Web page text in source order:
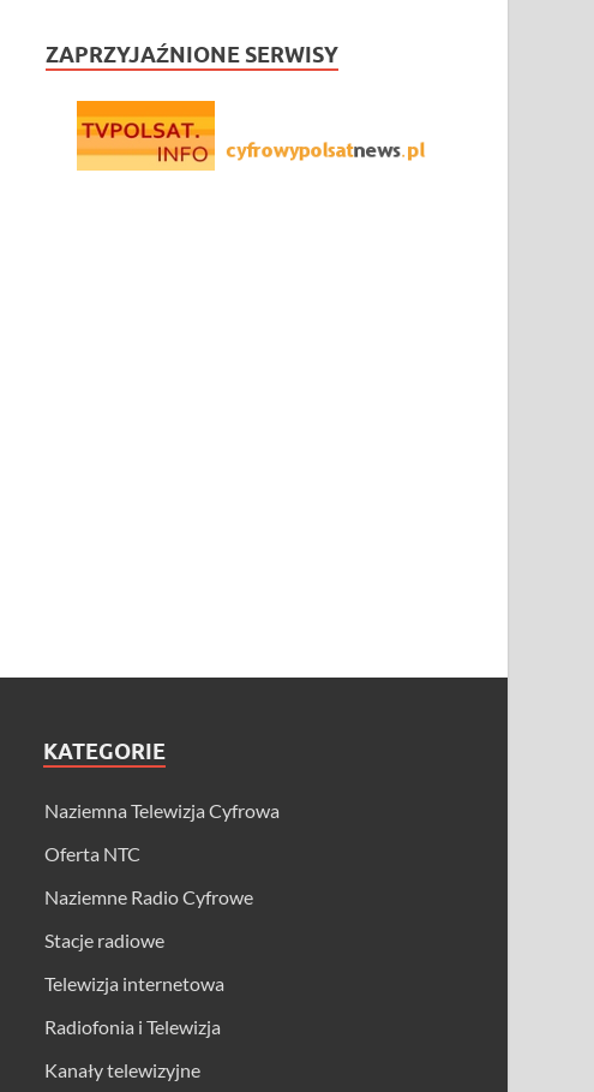
ZAPRZYJAŹNIONE SERWISY
KATEGORIE
Naziemna Telewizja Cyfrowa
Oferta NTC
Naziemne Radio Cyfrowe
Stacje radiowe
Telewizja internetowa
Radiofonia i Telewizja
Kanały telewizyjne